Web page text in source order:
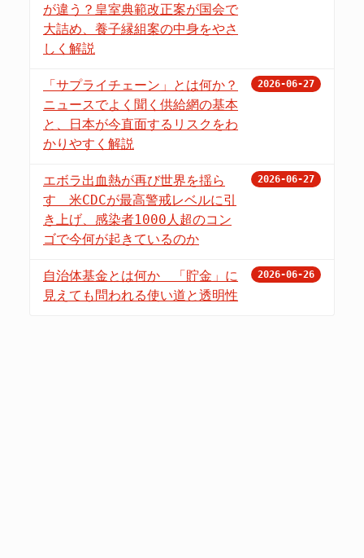
が違う？皇室典範改正案が国会で
大詰め、養子縁組案の中身をやさ
しく解説
「サプライチェーン」とは何か？
ニュースでよく聞く供給網の基本
と、日本が今直面するリスクをわ
かりやすく解説
2026-06-27
エボラ出血熱が再び世界を揺ら
す 米CDCが最高警戒レベルに引
き上げ、感染者1000人超のコン
ゴで今何が起きているのか
2026-06-27
自治体基金とは何か 「貯金」に
見えても問われる使い道と透明性
2026-06-26